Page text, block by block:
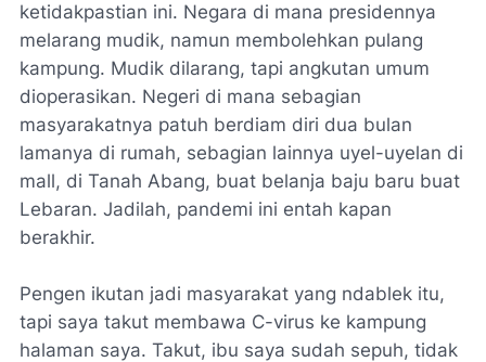
ketidakpastian ini. Negara di mana presidennya
melarang mudik, namun membolehkan pulang
kampung. Mudik dilarang, tapi angkutan umum
dioperasikan. Negeri di mana sebagian
masyarakatnya patuh berdiam diri dua bulan
lamanya di rumah, sebagian lainnya uyel-uyelan di
mall, di Tanah Abang, buat belanja baju baru buat
Lebaran. Jadilah, pandemi ini entah kapan
berakhir.
Pengen ikutan jadi masyarakat yang ndablek itu,
tapi saya takut membawa C-virus ke kampung
halaman saya. Takut, ibu saya sudah sepuh, tidak